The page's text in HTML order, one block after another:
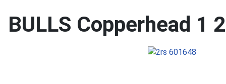
BULLS Copperhead 1